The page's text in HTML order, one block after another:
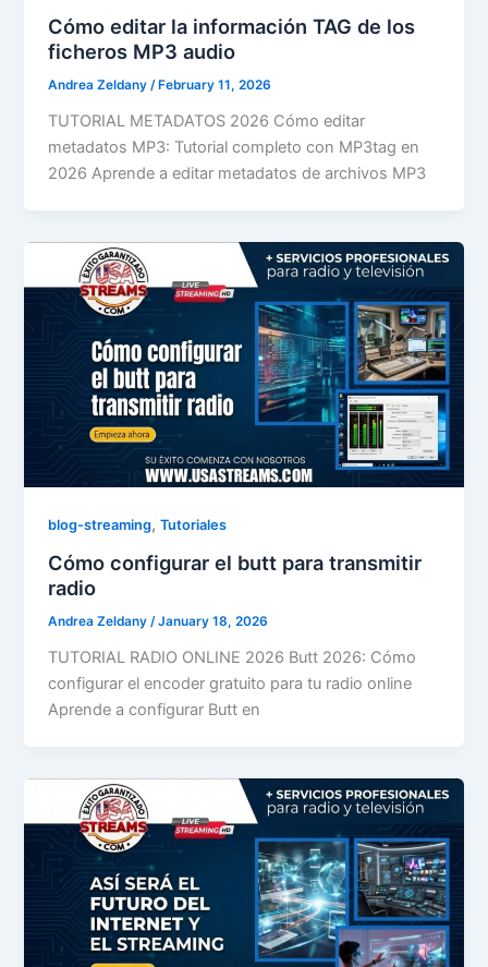
Cómo editar la información TAG de los
ficheros MP3 audio
Andrea Zeldany/ February 11, 2026
TUTORIAL METADATOS 2026 Cómo editar
metadatos MP3: Tutorial completo con MP3tag en
2026 Aprende a editar metadatos de archivos MP3
blog-streaming,Tutoriales
Cómo configurar el butt para transmitir
radio
Andrea Zeldany/January 18, 2026
TUTORIAL RADIO ONLINE 2026 Butt 2026: Cómo
configurar el encoder gratuito para tu radio online
Aprende a configurar Butt en